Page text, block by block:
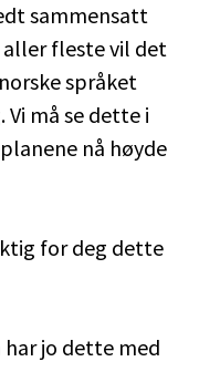
sammensatt
aller fleste vil det
språket
må se dette i
nå høyde
for deg dette
har jo dette med